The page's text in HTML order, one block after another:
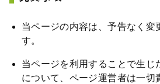
当ページの内容は、予告なく変
す。
当ページを利用することで生じ
について、ページ運営者は一切